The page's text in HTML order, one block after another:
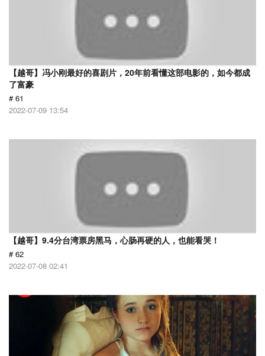
【越哥】冯小刚最好的喜剧片，20年前看懂这部电影的，如今都成
了富豪
# 61
2022-07-09 13:54
【越哥】9.4分台湾票房黑马，心肠再硬的人，也能看哭！
# 62
2022-07-08 02:41